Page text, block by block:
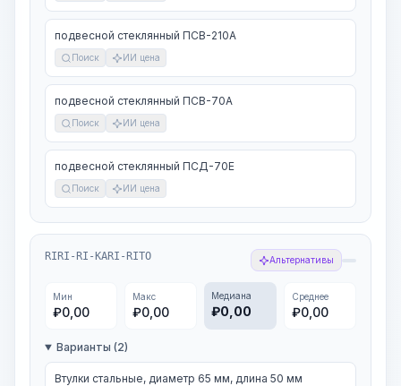
подвесной стеклянный ПСВ-210А
Поиск ИИ цена
подвесной стеклянный ПСВ-70А
Поиск ИИ цена
подвесной стеклянный ПСД-70Е
Поиск ИИ цена
RIRI-RI-KARI-RITO Альтернативы
Мин
₽0,00
Макс
₽0,00
Медиана
₽0,00
Среднее
₽0,00
Варианты (2)
Втулки стальные, диаметр 65 мм, длина 50 мм